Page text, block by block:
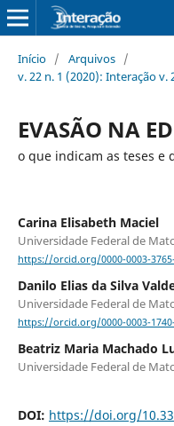
Início / Arquivos /
v. 22 n. 1 (2020): Interação v.
EVASÃO NA
o que indicam as teses e
Carina Elisabeth Maciel
Universidade Federal de
https://orcid.org/0000-0003-
Danilo Elias da Silva
Universidade Federal de
https://orcid.org/0000-0003-
Beatriz Maria Machado
Universidade Federal de
DOI: https://doi.org/